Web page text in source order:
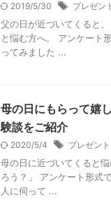
2019/5/30 プレゼン
父の日が近づいてくると
と悩む方へ。 アンケート
ってみました ...
母の日にもらって嬉
験談をご紹介
2020/5/4 プレゼント
母の日に近づいてくると
ろう？」 アンケート形式
人に伺って ...